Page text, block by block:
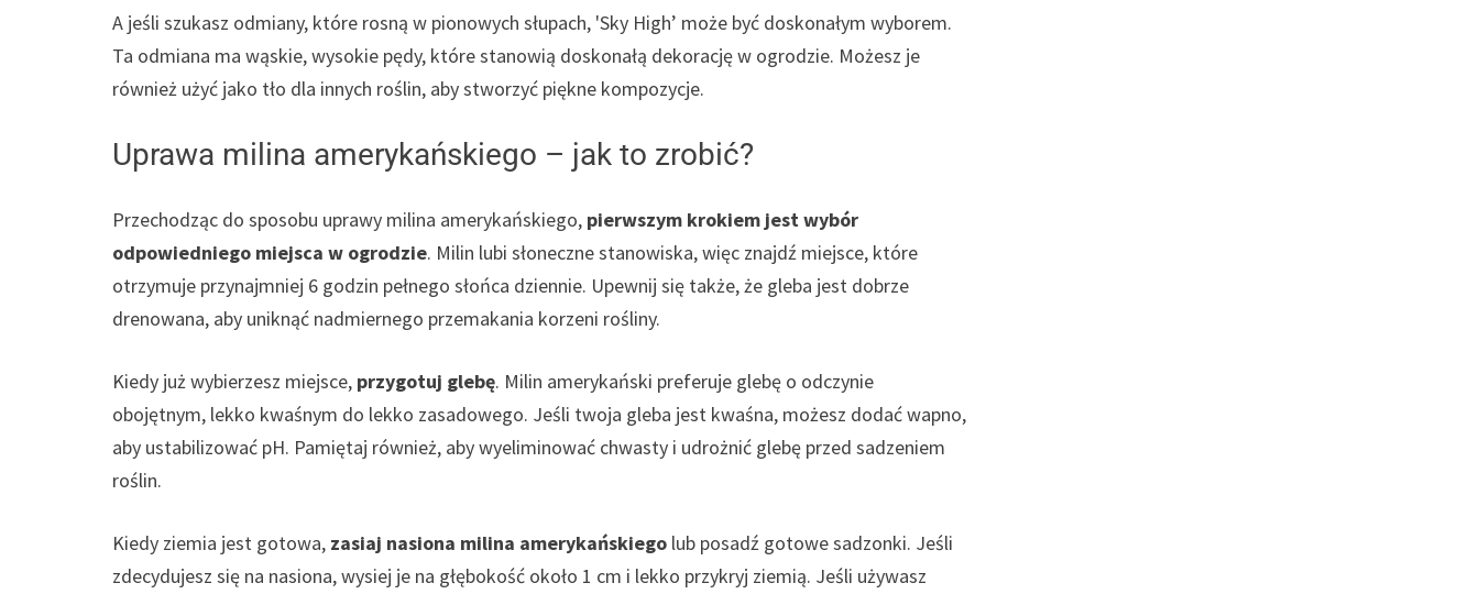
A jeśli szukasz odmiany, które rosną w pionowych słupach, 'Sky High’ może być doskonałym wyborem.
Ta odmiana ma wąskie, wysokie pędy, które stanowią doskonałą dekorację w ogrodzie. Możesz je
również użyć jako tło dla innych roślin, aby stworzyć piękne kompozycje.
Uprawa milina amerykańskiego – jak to zrobić?
Przechodząc do sposobu uprawy milina amerykańskiego, pierwszym krokiem jest wybór
odpowiedniego miejsca w ogrodzie. Milin lubi słoneczne stanowiska, więc znajdź miejsce, które
otrzymuje przynajmniej 6 godzin pełnego słońca dziennie. Upewnij się także, że gleba jest dobrze
drenowana, aby uniknąć nadmiernego przemakania korzeni rośliny.
Kiedy już wybierzesz miejsce, przygotuj glebę. Milin amerykański preferuje glebę o odczynie
obojętnym, lekko kwaśnym do lekko zasadowego. Jeśli twoja gleba jest kwaśna, możesz dodać wapno,
aby ustabilizować pH. Pamiętaj również, aby wyeliminować chwasty i udrożnić glebę przed sadzeniem
roślin.
Kiedy ziemia jest gotowa, zasiaj nasiona milina amerykańskiego lub posadź gotowe sadzonki. Jeśli
zdecydujesz się na nasiona, wysiej je na głębokość około 1 cm i lekko przykryj ziemią. Jeśli używasz